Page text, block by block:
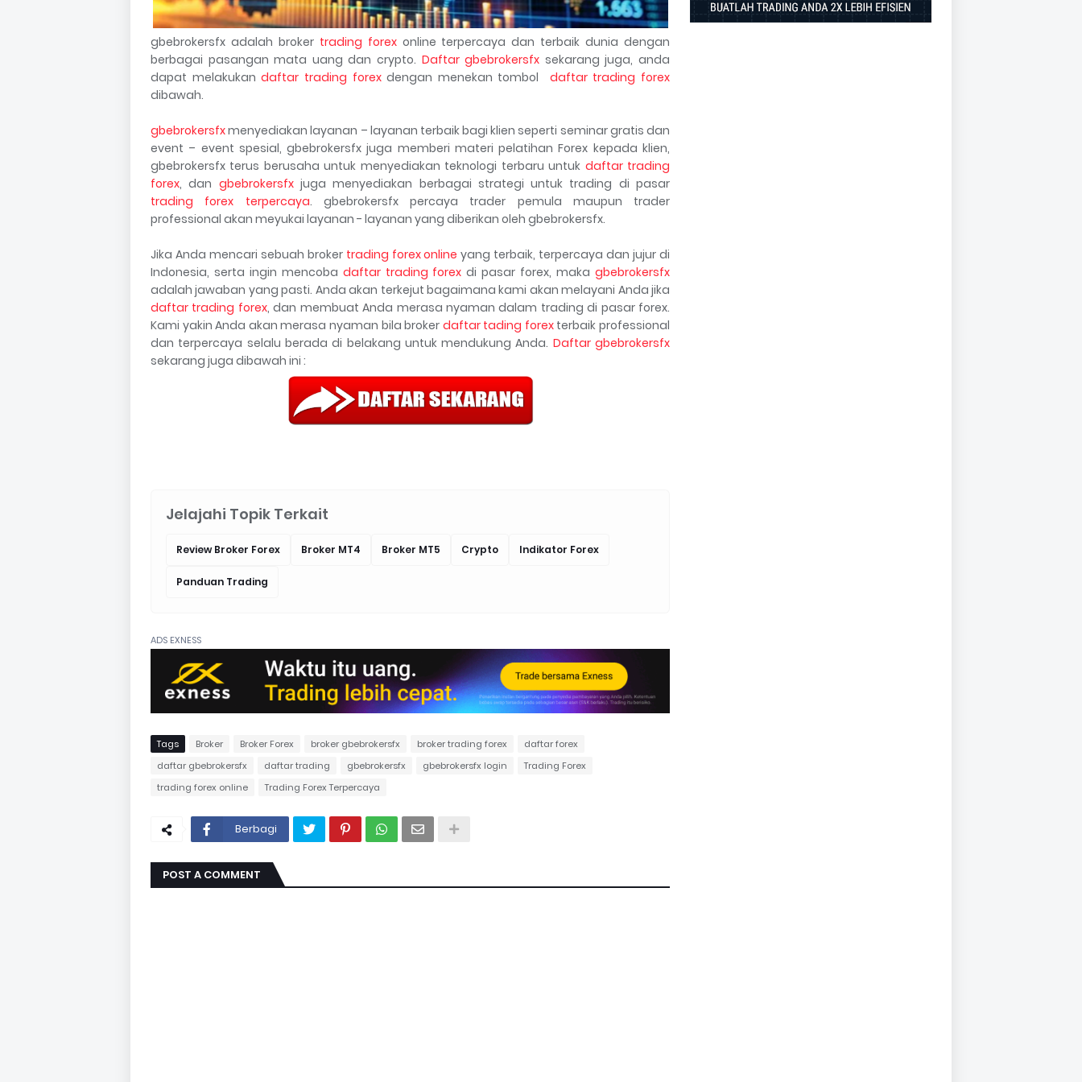
gbebrokersfx adalah broker trading forexonline terpercaya dan terbaik dunia dengan
berbagai pasangan mata uang dan crypto. Daftar gbebrokersfx sekarang juga, anda
dapat melakukandaftar trading forexdengan menekan tombol daftar trading forex
dibawah.
gbebrokersfxmenyediakan layanan – layanan terbaik bagi klien seperti seminar gratis dan
event – event spesial, gbebrokersfx juga memberi materi pelatihan Forex kepada klien,
gbebrokersfx terus berusaha untuk menyediakan teknologi terbaru untuk daftar trading
forex, dan gbebrokersfxjuga menyediakan berbagai strategi untuk trading di pasar
trading forex terpercaya. gbebrokersfx percaya trader pemula maupun trader
professional akan meyukai layanan - layanan yang diberikan oleh gbebrokersfx.
Jika Anda mencari sebuah broker trading forex online yang terbaik, terpercaya dan jujur di
Indonesia, serta ingin mencoba daftar trading forex di pasar forex, makagbebrokersfx
adalah jawaban yang pasti. Anda akan terkejut bagaimana kami akan melayani Anda jika
daftar trading forex, dan membuat Anda merasa nyaman dalam trading di pasar forex.
Kami yakin Anda akan merasa nyaman bila broker daftar tading forexterbaik professional
dan terpercaya selalu berada di belakang untuk mendukung Anda. Daftar gbebrokersfx
sekarang juga dibawah ini :
Jelajahi Topik Terkait
Review Broker Forex Broker MT4 Broker MT5 Crypto Indikator Forex
Panduan Trading
ADS EXNESS
Tags Broker Broker Forex broker gbebrokersfx broker trading forex
daftar forex
daftar gbebrokersfx
daftar trading gbebrokersfx gbebrokersfx login
Trading Forex
trading forex online
Trading Forex Terpercaya
Berbagi
POST A COMMENT